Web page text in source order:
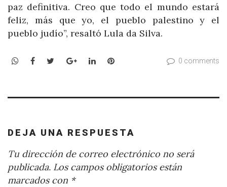
paz definitiva. Creo que todo el mundo estará
feliz, más que yo, el pueblo palestino y el
pueblo judío”, resaltó Lula da Silva.
WhatsApp
Facebook
TwitterGoogle+LinkedInPinterest 0 comments
DEJA UNA RESPUESTA
Tu dirección de correo electrónico no será
publicada. Los campos obligatorios están
marcados con *